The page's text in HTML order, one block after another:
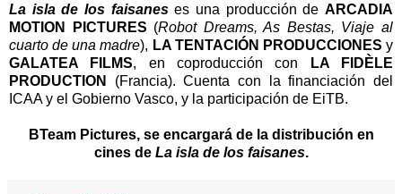
La isla de los faisaneses una producción deARCADIA
MOTION PICTURES (Robot Dreams, As Bestas, Viaje al
cuarto de una madre), LA TENTACIÓN PRODUCCIONES y
GALATEA FILMS, en coproducción con
LA FIDÈLE
PRODUCTION
(Francia). Cuenta con la financiación del
ICAA y el Gobierno Vasco, y la participación de EiTB.
BTeam Pictures, se encargará de la distribución en
cines de La isla de los faisanes.